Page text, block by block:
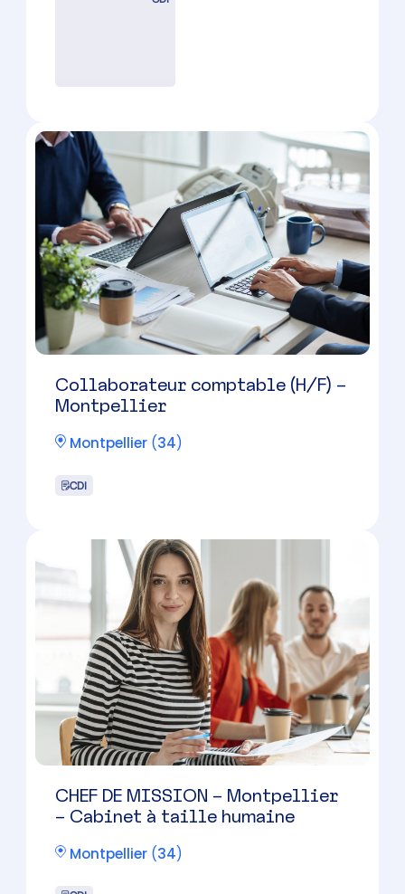
CHEF DE MISSION – Montpellier
– Cabinet à taille humaine
Montpellier(
CDI
Manager en cabinet d’expertise
comptable – Montpellier EST
Montpellier(34)
CDI